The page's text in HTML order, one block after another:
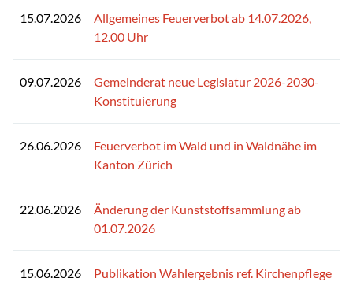
15.07.2026
Allgemeines Feuerverbot ab 14.07.2026,
12.00 Uhr
09.07.2026
Gemeinderat neue Legislatur 2026-2030-
Konstituierung
26.06.2026
Feuerverbot im Wald und in Waldnähe im
Kanton Zürich
22.06.2026
Änderung der Kunststoffsammlung ab
01.07.2026
15.06.2026 Publikation Wahlergebnis ref. Kirchenpflege